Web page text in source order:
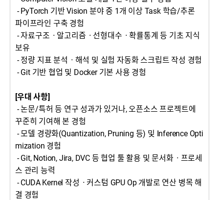
- PyTorch 기반 Vision 분야 중 1개 이상 Task 학습/추론
파이프라인 구축 경험
- 자료구조 ㆍ 알고리즘 ㆍ 선형대수 ㆍ확률통계 등 기초 지식
보유
- 정량 지표 분석 ㆍ 해석 및 실험 자동화 스크립트 작성 경험
- Git 기반 협업 및 Docker 기본 사용 경험
[우대 사항]
- 논문/특허 등 연구 성과가 있거나, 오픈소스 프로젝트에
꾸준히 기여해 본 경험
- 모델 경량화(Quantization, Pruning 등) 및 Inference Opti
mization 경험
- Git, Notion, Jira, DVC 등 협업 툴 활용 및 문서화ㆍ 프로세
스 관리 능력
- CUDA Kernel 작성 ㆍ 커스텀 GPU Op 개발로 연산 병목 해
결 경험